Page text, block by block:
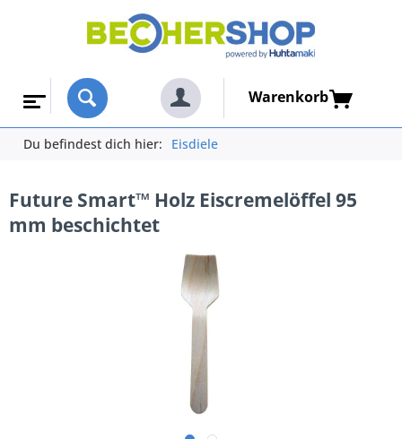
Warenkorb
Du befindest dich hier: Eisdiele
Future Smart™ Holz Eiscremelöffel 95
mm beschichtet